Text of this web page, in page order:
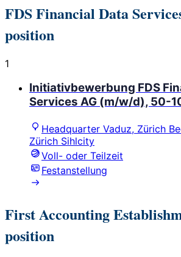
FDS Financial Data
position
1
Initiativbewerbung FDS
Services AG (m/w/d), 50-
Headquarter Vaduz, Zürich
Zürich Sihlcity
Voll- oder Teilzeit
Festanstellung
First Accounting
position